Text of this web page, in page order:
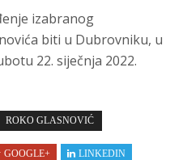
izabranog
biti u Dubrovniku, u
22. siječnja 2022.
ROKO GLASNOVIĆ
GOOGLE+
LINKEDIN